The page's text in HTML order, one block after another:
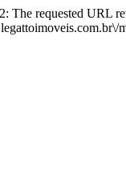
requested URL